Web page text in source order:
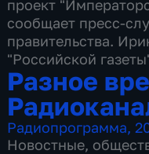
проект
сообщает пресс-
правительства.
"Российской
Разное
Радиопрограмма,
Новостные,